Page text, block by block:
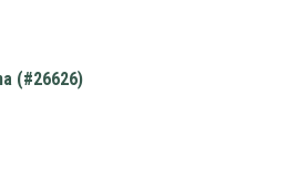
(#26626)